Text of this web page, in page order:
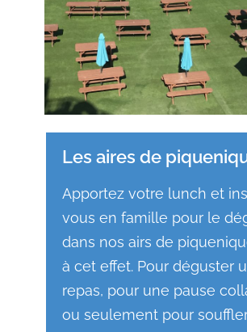
Les aires de
Apportez votre lunch et
vous en famille pour le
dans nos airs de
à cet effet. Pour déguster
repas, pour une pause
ou seulement pour